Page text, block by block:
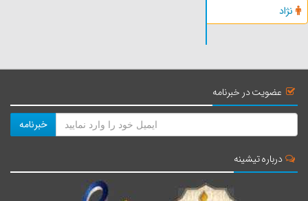
نژاد
عضویت در خبرنامه
خبرنامه
درباره تیشینه